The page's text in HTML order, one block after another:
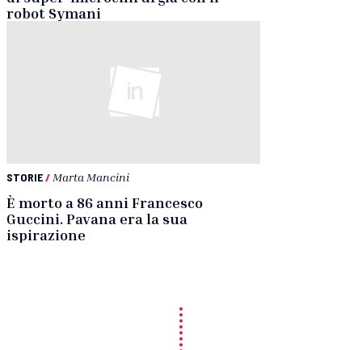
robot Symani
STORIE/ Marta Mancini
È morto a 86 anni Francesco
Guccini. Pavana era la sua
ispirazione